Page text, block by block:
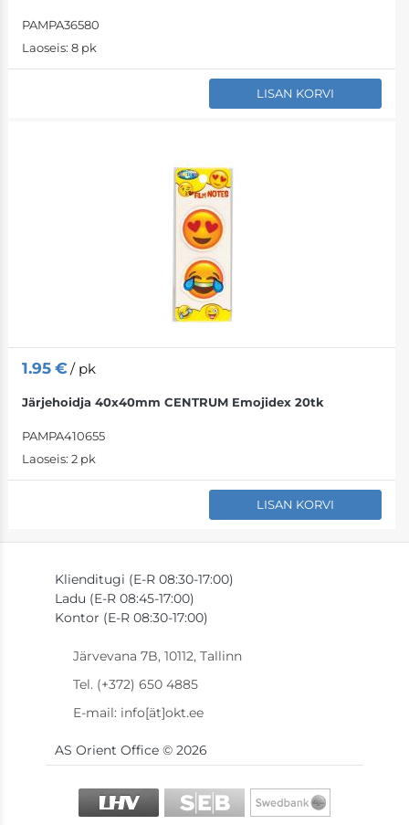
PAMPA36580
Laoseis: 8 pk
LISAN KORVI
1.95 €/ pk
Järjehoidja 40x40mm CENTRUM Emojidex 20tk
PAMPA410655
Laoseis: 2 pk
LISAN KORVI
Klienditugi (E-R 08:30-17:00)
Ladu (E-R 08:45-17:00)
Kontor (E-R 08:30-17:00)
Järvevana 7B, 10112, Tallinn
Tel. (+372) 650 4885
E-mail: info[ät]okt.ee
AS Orient Office © 2026